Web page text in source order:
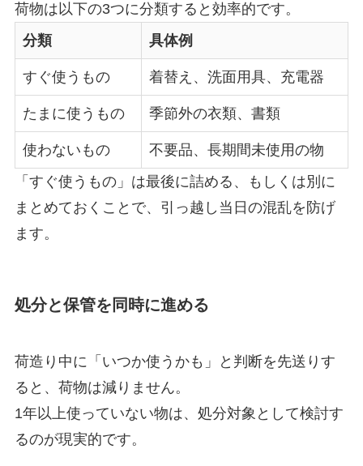
荷物は以下の3つに分類すると効率的です。
分類
具体例
すぐ使うもの 着替え、洗面用具、充電器
たまに使うもの 季節外の衣類、書類
使わないもの
不要品、長期間未使用の物
「すぐ使うもの」は最後に詰める、もしくは別に
まとめておくことで、引っ越し当日の混乱を防げ
ます。
処分と保管を同時に進める
荷造り中に「いつか使うかも」と判断を先送りす
ると、荷物は減りません。
1年以上使っていない物は、処分対象として検討す
るのが現実的です。